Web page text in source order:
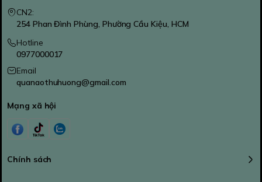
CN2:
254 Phan Đình Phùng, Phường Cầu Kiệu, HCM
Hotline
0977000017
Email
quanaothuhuong@gmail.com
Mạng xã hội
Chính sách